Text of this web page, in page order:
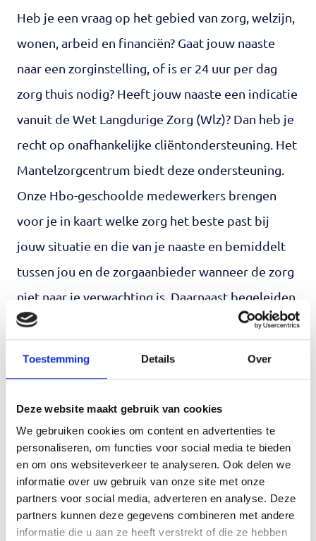
Toestemming Details Over
Deze website maakt gebruik van cookies
We gebruiken cookies om content en advertenties te
personaliseren, om functies voor social media te bieden
en om ons websiteverkeer te analyseren. Ook delen we
informatie over uw gebruik van onze site met onze
partners voor social media, adverteren en analyse. Deze
partners kunnen deze gegevens combineren met andere
informatie die u aan ze heeft verstrekt of die ze hebben
Heb je een vraag op het gebied van zorg, welzijn,
wonen, arbeid en financiën? Gaat jouw naaste
naar een zorginstelling, of is er 24 uur per dag
zorg thuis nodig? Heeft jouw naaste een indicatie
vanuit de Wet Langdurige Zorg (Wlz)? Dan heb je
recht op onafhankelijke cliëntondersteuning. Het
Mantelzorgcentrum biedt deze ondersteuning.
Onze Hbo-geschoolde medewerkers brengen
voor je in kaart welke zorg het beste past bij
jouw situatie en die van je naaste en bemiddelt
tussen jou en de zorgaanbieder wanneer de zorg
niet naar je verwachting is. Daarnaast begeleiden
we bij een Wmo-aanvraag, keukentafelgesprek,
Waarom het Mantelzorgcentrum?
In deze regio zijn meerdere aanbieders van
onafhankelijke clientondersteuning. Het
Mantelzorgcentrum is de enige aanbieder die
alleen mantelzorgers ondersteunt. Wij zien dat er